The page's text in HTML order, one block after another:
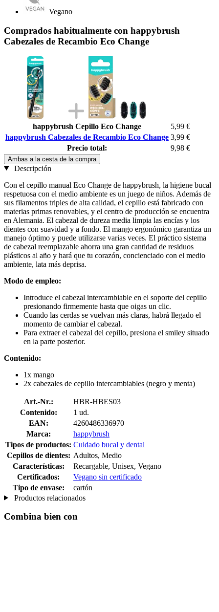
Vegano
Comprados habitualmente con happybrush
Cabezales de Recambio Eco Change
happybrush Cepillo Eco Change
5,99 €
happybrush Cabezales de Recambio Eco Change 3,99 €
Precio total:
9,98 €
Ambas a la cesta de la compra
Descripción
Con el cepillo manual Eco Change de happybrush, la higiene bucal
respetuosa con el medio ambiente es un juego de niños. Además de
sus filamentos triples de alta calidad, el cepillo está fabricado con
materias primas renovables, y el centro de producción se encuentra
en Alemania. El cabezal de dureza media limpia las encías y los
dientes con suavidad y a fondo. El mango ergonómico garantiza un
manejo óptimo y puede utilizarse varias veces. El práctico sistema
de cabezal reemplazable ahorra una gran cantidad de residuos
plásticos al año y hará que tu corazón, concienciado con el medio
ambiente, lata más deprisa.
Modo de empleo:
Introduce el cabezal intercambiable en el soporte del cepillo
presionando firmemente hasta que oigas un clic.
Cuando las cerdas se vuelvan más claras, habrá llegado el
momento de cambiar el cabezal.
Para extraer el cabezal del cepillo, presiona el smiley situado
en la parte posterior.
Contenido:
1x mango
2x cabezales de cepillo intercambiables (negro y menta)
Art.-Nr.:
HBR-HBES03
Contenido:
1 ud.
EAN:
4260486336970
Marca:
happybrush
Tipos de productos: Cuidado bucal y dental
Cepillos de dientes: Adultos, Medio
Características:
Recargable, Unisex, Vegano
Certificados:
Vegano sin certificado
Tipo de envase:
cartón
Productos relacionados
Combina bien con